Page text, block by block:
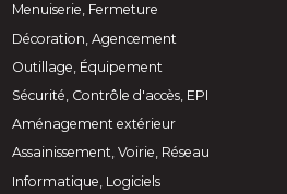
Menuiserie, Fermeture
Décoration, Agencement
Outillage, Équipement
Sécurité, Contrôle d'accès, EPI
Aménagement extérieur
Assainissement, Voirie, Réseau
Informatique, Logiciels